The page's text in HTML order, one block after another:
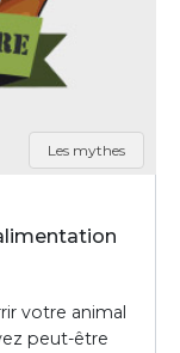
Les mythes
votre animal
peut-être